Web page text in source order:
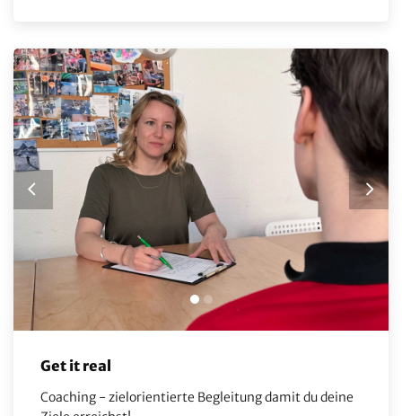
Get it real
Coaching - zielorientierte Begleitung damit du deine